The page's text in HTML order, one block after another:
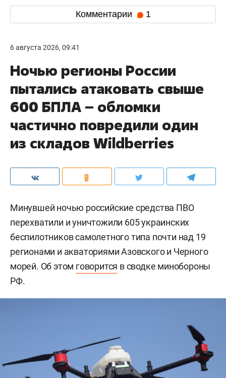
Комментарии 1
6 августа 2026, 09:41
Ночью регионы России
пытались атаковать свыше
600 БПЛА – обломки
частично повредили один
из складов Wildberries
Минувшей ночью российские средства ПВО
перехватили и уничтожили 605 украинских
беспилотников самолетного типа почти над 19
регионами и акваториями Азовского и Черного
морей. Об этом говорится в сводке минобороны
РФ.